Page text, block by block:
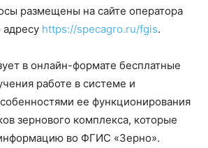
размещены на сайте оператора
https://specagro.ru/fgis.
в онлайн-формате бесплатные
работе в системе и
ее функционирования
зернового комплекса, которые
во ФГИС «Зерно».